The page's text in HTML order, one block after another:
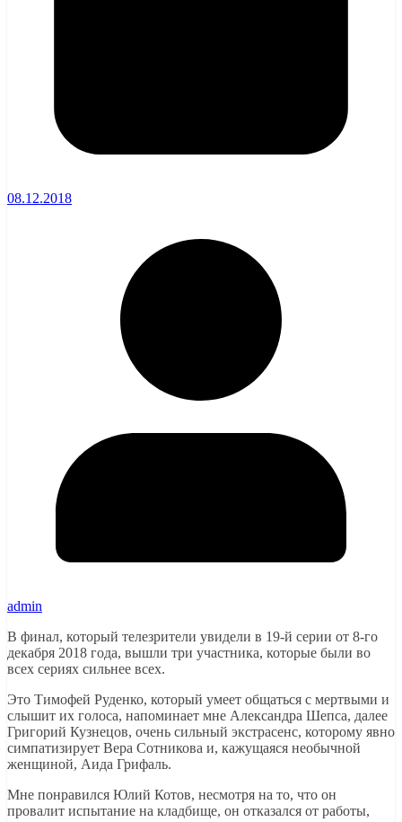
08.12.2018
admin
В финал, который телезрители увидели в 19-й серии от 8-го
декабря 2018 года, вышли три участника, которые были во
всех сериях сильнее всех.
Это Тимофей Руденко, который умеет общаться с мертвыми и
слышит их голоса, напоминает мне Александра Шепса, далее
Григорий Кузнецов, очень сильный экстрасенс, которому явно
симпатизирует Вера Сотникова и, кажущаяся необычной
женщиной, Аида Грифаль.
Мне понравился Юлий Котов, несмотря на то, что он
провалит испытание на кладбище, он отказался от работы,